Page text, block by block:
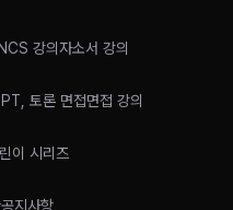
NCS 강의자소서 강의
PT, 토론 면접면접 강의
이 시리즈
공지사항